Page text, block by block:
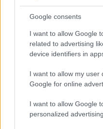
Google consents
I want to allow Google
related to advertising
device identifiers in
I want to allow my user
Google for online
I want to allow Google
personalized advertising.